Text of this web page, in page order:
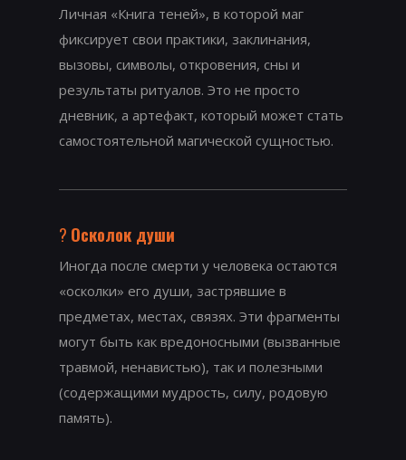
Личная «Книга теней», в которой маг
фиксирует свои практики, заклинания,
вызовы, символы, откровения, сны и
результаты ритуалов. Это не просто
дневник, а артефакт, который может стать
самостоятельной магической сущностью.
? Осколок души
Иногда после смерти у человека остаются
«осколки» его души, застрявшие в
предметах, местах, связях. Эти фрагменты
могут быть как вредоносными (вызванные
травмой, ненавистью), так и полезными
(содержащими мудрость, силу, родовую
память).